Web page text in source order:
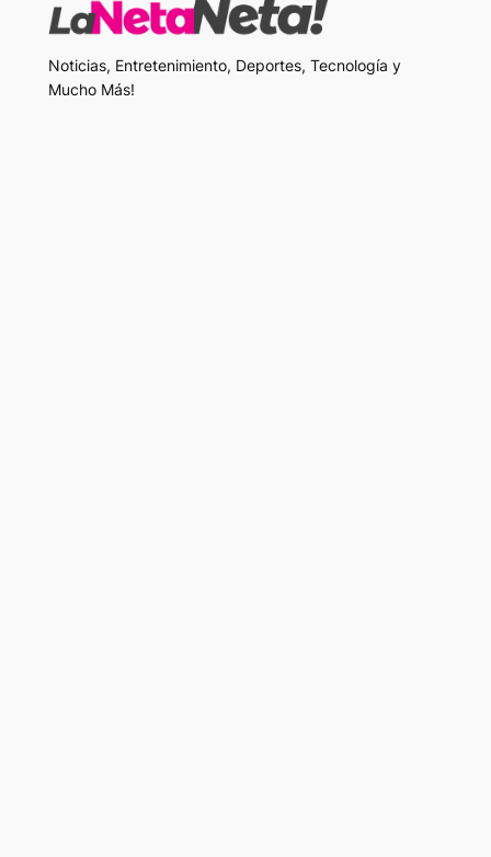
Noticias, Entretenimiento, Deportes, Tecnología y
Mucho Más!